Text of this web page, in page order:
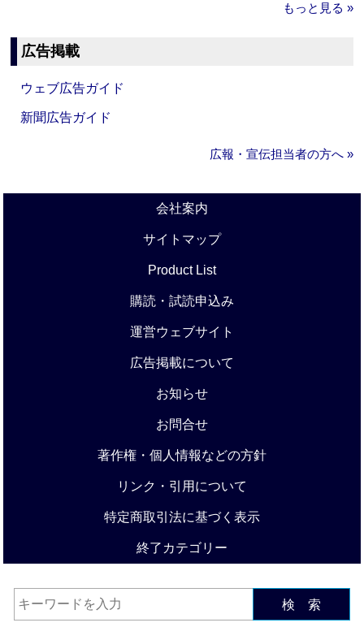
もっと見る »
広告掲載
ウェブ広告ガイド
新聞広告ガイド
広報・宣伝担当者の方へ »
会社案内
サイトマップ
Product List
購読・試読申込み
運営ウェブサイト
広告掲載について
お知らせ
お問合せ
著作権・個人情報などの方針
リンク・引用について
特定商取引法に基づく表示
終了カテゴリー
検 索